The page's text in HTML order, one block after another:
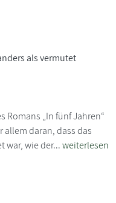
als vermutet
Romans „In fünf Jahren“
allem daran, dass das
war, wie der...weiterlesen